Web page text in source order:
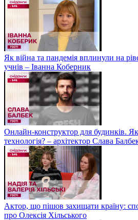
Як війна та пандемія вплинули на
учнів – Іванна Коберник
Онлайн-конструктор для будинків.
технологія? – архітектор Слава
Актор, що пішов захищати країну:
про Олексія Хільського